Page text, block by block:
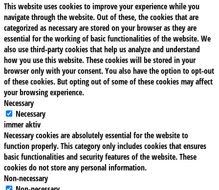
This website uses cookies to improve your experience while you
navigate through the website. Out of these, the cookies that are
categorized as necessary are stored on your browser as they are
essential for the working of basic functionalities of the website. We
also use third-party cookies that help us analyze and understand
how you use this website. These cookies will be stored in your
browser only with your consent. You also have the option to opt-out
of these cookies. But opting out of some of these cookies may affect
your browsing experience.
Necessary
Necessary
immer aktiv
Necessary cookies are absolutely essential for the website to
function properly. This category only includes cookies that ensures
basic functionalities and security features of the website. These
cookies do not store any personal information.
Non-necessary